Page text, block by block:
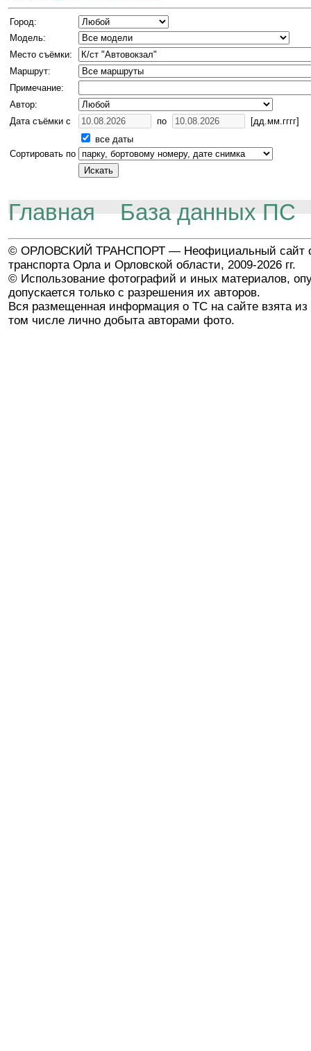
Город:
Модель:
Место съёмки:
Маршрут:
Примечание:
Автор:
Дата съёмки с
по
[дд.мм.гггг]
все даты
Сортировать по
Главная База данных ПС
© ОРЛОВСКИЙ ТРАНСПОРТ — Неофициальный сайт
транспорта Орла и Орловской области, 2009-2026 гг.
© Использование фотографий и иных материалов,
допускается только с разрешения их авторов.
Вся размещенная информация о ТС на сайте взята из
том числе лично добыта авторами фото.